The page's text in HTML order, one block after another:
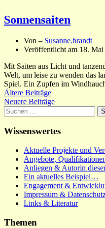
Sonnensaiten
Von – Susanne.brandt
Veröffentlicht am 18. Mai
Mit Saiten aus Licht und
Welt, um leise zu wenden das
Spiel. Ein Zupfen im
Beitragsnavigation
Ältere Beiträge
Neuere Beiträge
Suchen
nach:
Wissenswertes
Aktuelle Projekte und
Angebote,
Anliegen & Autorin
Ein aktuelles Beispiel…
Engagement &
Impressum &
Links & Literatur
Themen